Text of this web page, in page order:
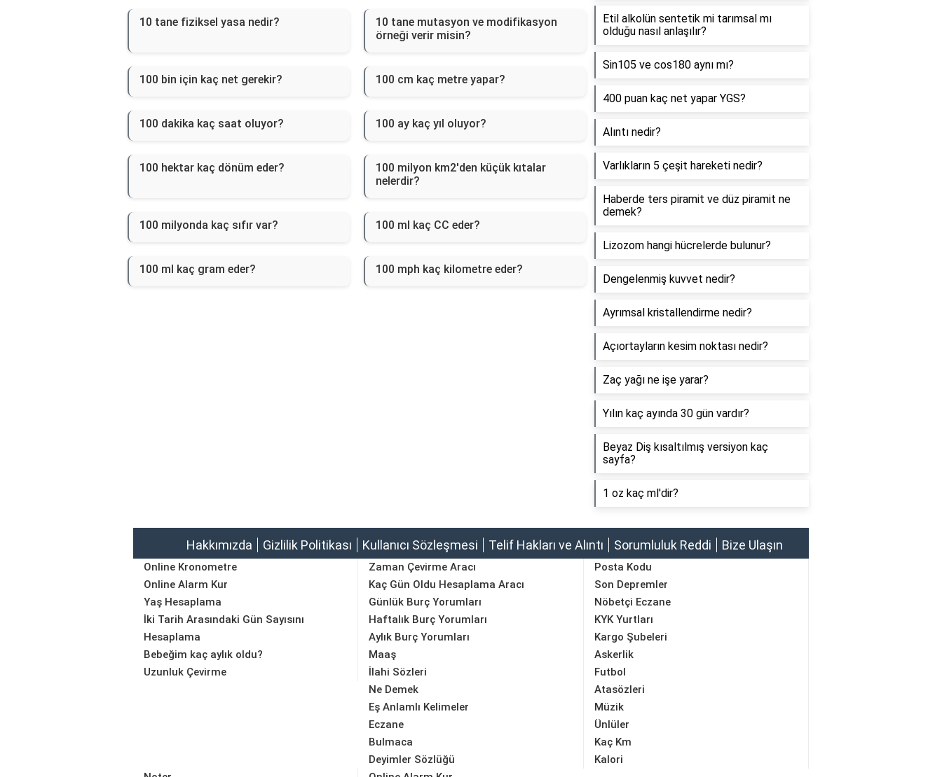
10 tane fiziksel yasa nedir?
10 tane mutasyon ve modifikasyon
örneği verir misin?
100 bin için kaç net gerekir? 100 cm kaç metre yapar?
100 dakika kaç saat oluyor? 100 ay kaç yıl oluyor?
100 hektar kaç dönüm eder?
100 milyon km2'den küçük kıtalar
nelerdir?
100 milyonda kaç sıfır var? 100 ml kaç CC eder?
100 ml kaç gram eder? 100 mph kaç kilometre eder?
Etil alkolün sentetik mi tarımsal mı
olduğu nasıl anlaşılır?
Sin105 ve cos180 aynı mı?
400 puan kaç net yapar YGS?
Alıntı nedir?
Varlıkların 5 çeşit hareketi nedir?
Haberde ters piramit ve düz piramit ne
demek?
Lizozom hangi hücrelerde bulunur?
Dengelenmiş kuvvet nedir?
Ayrımsal kristallendirme nedir?
Açıortayların kesim noktası nedir?
Zaç yağı ne işe yarar?
Yılın kaç ayında 30 gün vardır?
Beyaz Diş kısaltılmış versiyon kaç
sayfa?
1 oz kaç ml'dir?
Hakkımızda Gizlilik Politikası Kullanıcı Sözleşmesi Telif Hakları ve Alıntı Sorumluluk Reddi Bize Ulaşın
Online Kronometre
Online Alarm Kur
Yaş Hesaplama
İki Tarih Arasındaki Gün Sayısını
Hesaplama
Bebeğim kaç aylık oldu?
Uzunluk Çevirme
Zaman Çevirme Aracı
Kaç Gün Oldu Hesaplama Aracı
Günlük Burç Yorumları
Haftalık Burç Yorumları
Aylık Burç Yorumları
Maaş
Posta Kodu
Son Depremler
Nöbetçi Eczane
KYK Yurtları
Kargo Şubeleri
Askerlik
İlahi Sözleri
Ne Demek
Eş Anlamlı Kelimeler
Eczane
Bulmaca
Deyimler Sözlüğü
Futbol
Atasözleri
Müzik
Ünlüler
Kaç Km
Kalori